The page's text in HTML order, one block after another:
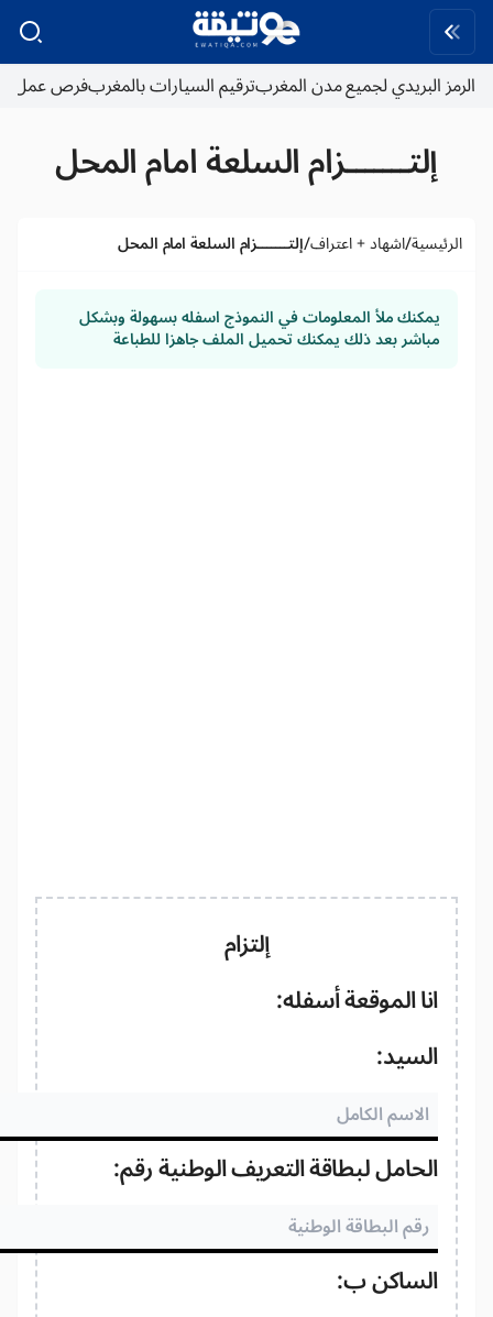
لجميع مدن المغربترقيم السيارات بالمغربفرص عمل
السلعة امام المحل
اشهاد + اعتراف/إلتـــــــزام السلعة امام المحل
ملأ المعلومات في النموذج اسفله بسهولة وبشكل
بعد ذلك يمكنك تحميل الملف جاهزا للطباعة
الموقعة أسفله:
لبطاقة التعريف الوطنية رقم:
ب: